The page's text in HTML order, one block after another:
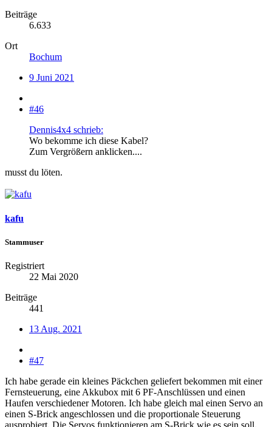
Beiträge
6.633
Ort
Bochum
9 Juni 2021
#46
Dennis4x4 schrieb:
Wo bekomme ich diese Kabel?
Zum Vergrößern anklicken....
musst du löten.
kafu
Stammuser
Registriert
22 Mai 2020
Beiträge
441
13 Aug. 2021
#47
Ich habe gerade ein kleines Päckchen geliefert bekommen mit einer
Fernsteuerung, eine Akkubox mit 6 PF-Anschlüssen und einen
Haufen verschiedener Motoren. Ich habe gleich mal einen Servo an
einen S-Brick angeschlossen und die proportionale Steuerung
ausprobiert. Die Servos funktionieren am S-Brick wie es sein soll.